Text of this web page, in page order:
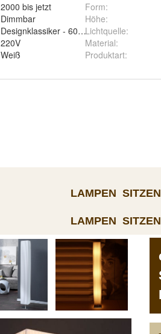
2000 bis jetzt
Dimmbar
Designklassiker - 60er & 70er
220V
Weiß
Form:
Höhe:
Lichtquelle:
Material:
Produktart: